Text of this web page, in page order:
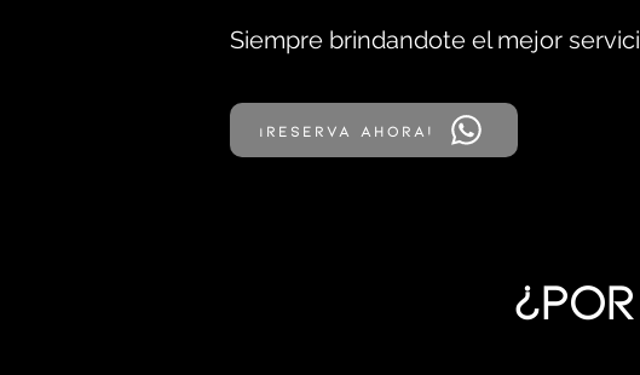
Siempre brindandote el mejor
¡Reserva ahora!